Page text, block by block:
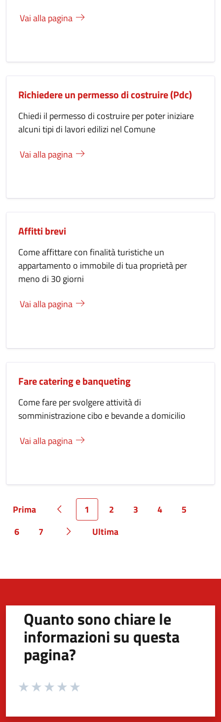
Vai alla pagina
Richiedere un permesso di costruire (Pdc)
Chiedi il permesso di costruire per poter iniziare
alcuni tipi di lavori edilizi nel Comune
Vai alla pagina
Affitti brevi
Come affittare con finalità turistiche un
appartamento o immobile di tua proprietà per
meno di 30 giorni
Vai alla pagina
Fare catering e banqueting
Come fare per svolgere attività di
somministrazione cibo e bevande a domicilio
Vai alla pagina
Pagina
Prima Pagina precedente
Pagina
1 Pagina
2 Pagina
3 Pagina
4 Pagina
5
Pagina
6 Pagina
7 Pagina successiva
Pagina
Ultima
Quanto sono chiare le
informazioni su questa
pagina?
Valuta da 1 a 5 stelle la pagina